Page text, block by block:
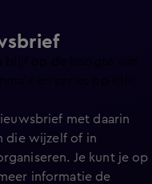
blijf op de hoogte van
met daarin
die wijzelf of in
Je kunt je op
informatie de